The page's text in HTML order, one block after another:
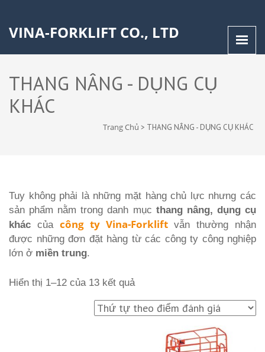
VINA-FORKLIFT CO., LTD
THANG NÂNG - DỤNG CỤ
KHÁC
Trang Chủ > THANG NÂNG - DỤNG CỤ KHÁC
Tuy không phải là những mặt hàng chủ lực nhưng các
sản phẩm nằm trong danh mục thang nâng, dụng cụ
khác của công ty Vina-Forklift vẫn thường nhận
được những đơn đặt hàng từ các công ty công nghiệp
lớn ở miền trung.
Hiển thị 1–12 của 13 kết quả